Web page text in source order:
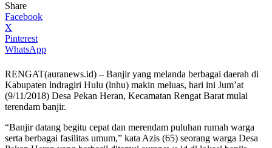
Share
Facebook
X
Pinterest
WhatsApp
RENGAT(auranews.id) – Banjir yang melanda berbagai daerah di
Kabupaten lndragiri Hulu (lnhu) makin meluas, hari ini Jum’at
(9/11/2018) Desa Pekan Heran, Kecamatan Rengat Barat mulai
terendam banjir.
“Banjir datang begitu cepat dan merendam puluhan rumah warga
serta berbagai fasilitas umum,” kata Azis (65) seorang warga Desa